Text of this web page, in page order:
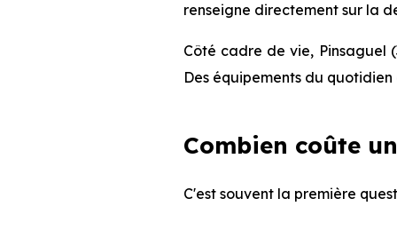
renseigne directement sur la
Côté cadre de vie, Pinsaguel
Des équipements du
Combien coûte
C'est souvent la première